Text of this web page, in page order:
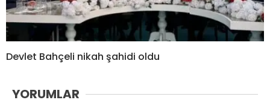
Devlet Bahçeli nikah şahidi oldu
YORUMLAR